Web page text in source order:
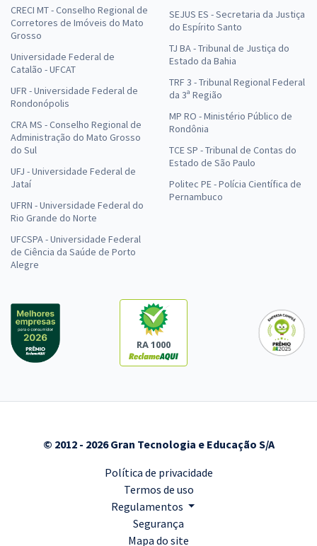
CRECI MT - Conselho Regional de
Corretores de Imóveis do Mato
Grosso
Universidade Federal de
Catalão - UFCAT
UFR - Universidade Federal de
Rondonópolis
CRA MS - Conselho Regional de
Administração do Mato Grosso
do Sul
UFJ - Universidade Federal de
Jataí
UFRN - Universidade Federal do
Rio Grande do Norte
UFCSPA - Universidade Federal
de Ciência da Saúde de Porto
Alegre
SEJUS ES - Secretaria da Justiça
do Espírito Santo
TJ BA - Tribunal de Justiça do
Estado da Bahia
TRF 3 - Tribunal Regional Federal
da 3ª Região
MP RO - Ministério Público de
Rondônia
TCE SP - Tribunal de Contas do
Estado de São Paulo
Politec PE - Polícia Científica de
Pernambuco
RA 1000
© 2012 - 2026 Gran Tecnologia e Educação S/A
Política de privacidade
Termos de uso
Regulamentos
Segurança
Mapa do site